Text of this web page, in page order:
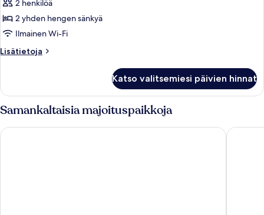
huone,
2
yhden
sänkyä
2 henkilöä
2 yhden hengen sänkyä
Ilmainen Wi-Fi
Lisätietoja
Lisätietoja
2
hengen
Katso valitsemiesi päivien hinnat
Samankaltaisia majoituspaikkoja
Holiday Inn Express London Stansted Airport by IHG